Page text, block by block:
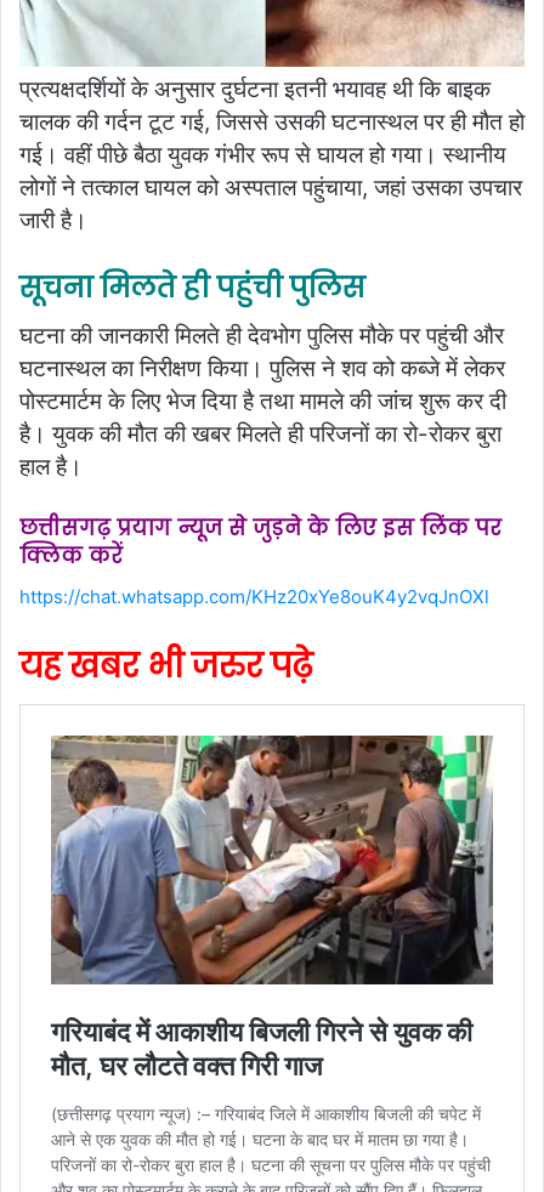
प्रत्यक्षदर्शियों के अनुसार दुर्घटना इतनी भयावह थी कि बाइक
चालक की गर्दन टूट गई, जिससे उसकी घटनास्थल पर ही मौत हो
गई। वहीं पीछे बैठा युवक गंभीर रूप से घायल हो गया। स्थानीय
लोगों ने तत्काल घायल को अस्पताल पहुंचाया, जहां उसका उपचार
जारी है।
सूचना मिलते ही पहुंची पुलिस
घटना की जानकारी मिलते ही देवभोग पुलिस मौके पर पहुंची और
घटनास्थल का निरीक्षण किया। पुलिस ने शव को कब्जे में लेकर
पोस्टमार्टम के लिए भेज दिया है तथा मामले की जांच शुरू कर दी
है। युवक की मौत की खबर मिलते ही परिजनों का रो-रोकर बुरा
हाल है।
छत्तीसगढ़ प्रयाग न्यूज से जुड़ने के लिए इस लिंक पर
क्लिक करें
https://chat.whatsapp.com/KHz20xYe8ouK4y2vqJnOXl
यह खबर भी जरुर पढ़े